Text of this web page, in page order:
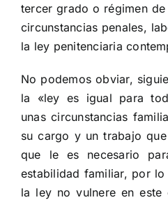
tercer grado o régimen
circunstancias penales,
la ley penitenciaria
No podemos obviar,
la «ley es igual para
unas circunstancias
su cargo y un trabajo
que le es necesario
estabilidad familiar, por
la ley no vulnere en